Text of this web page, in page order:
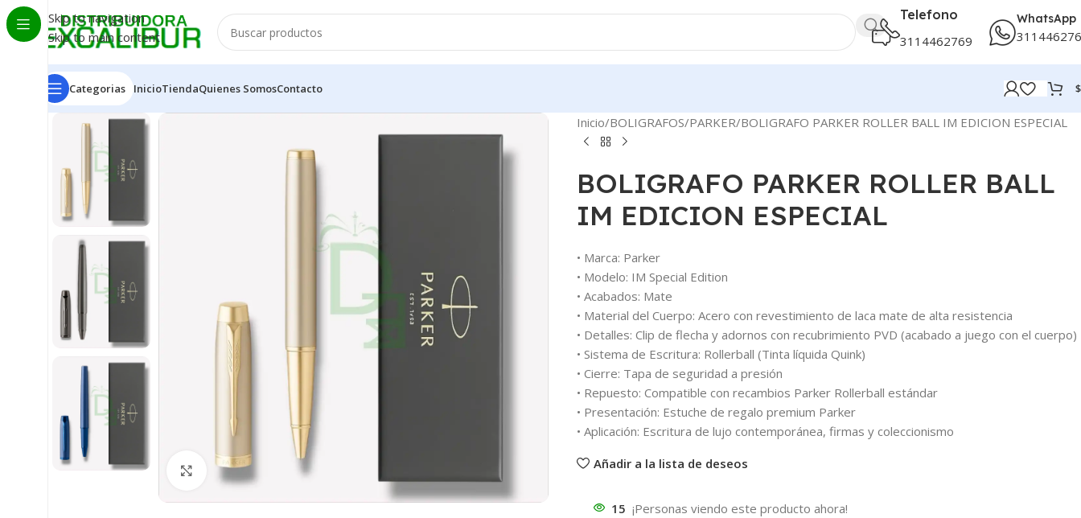
Skip to navigation
Skip to main content
Telefono
3114462769
WhatsApp
Categorias InicioTiendaQuienes SomosContacto $
Clic para ampliar
Inicio BOLIGRAFOS PARKER BOLIGRAFO PARKER ROLLER BALL IM EDICION ESPECIAL
BOLIGRAFO PARKER ROLLER BALL
IM EDICION ESPECIAL
• Marca: Parker
• Modelo: IM Special Edition
• Acabados: Mate
• Material del Cuerpo: Acero con revestimiento de laca mate de alta resistencia
• Detalles: Clip de flecha y adornos con recubrimiento PVD (acabado a juego con el cuerpo)
• Sistema de Escritura: Rollerball (Tinta líquida Quink)
• Cierre: Tapa de seguridad a presión
• Repuesto: Compatible con recambios Parker Rollerball estándar
• Presentación: Estuche de regalo premium Parker
• Aplicación: Escritura de lujo contemporánea, firmas y coleccionismo
Añadir a la lista de deseos
15 ¡Personas viendo este producto ahora!